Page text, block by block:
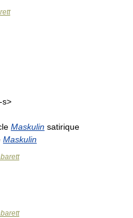
-s>
Maskulin satirique
Maskulin